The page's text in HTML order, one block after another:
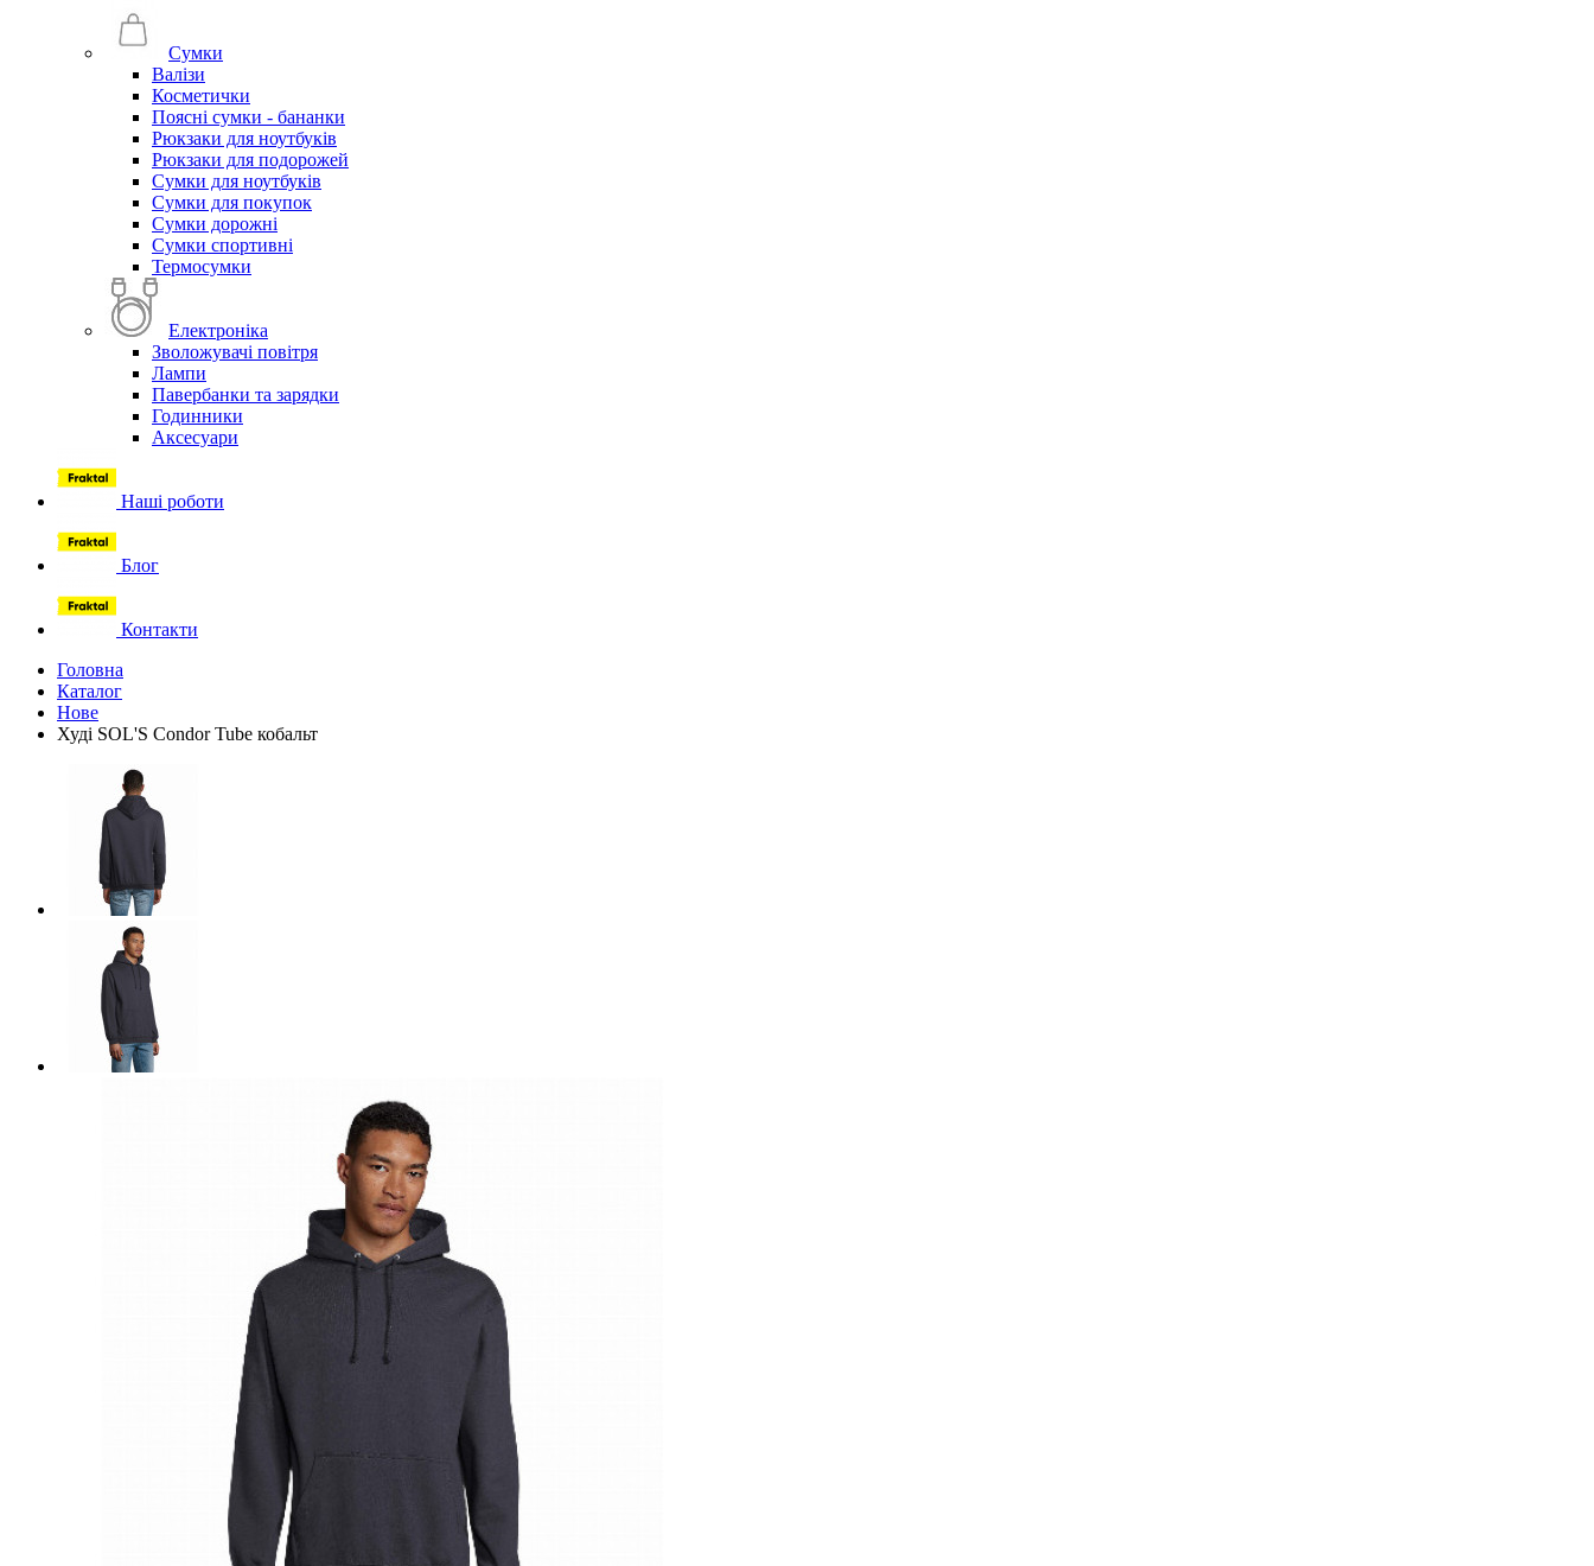
Сумки
Валізи
Косметички
Поясні сумки - бананки
Рюкзаки для ноутбуків
Рюкзаки для подорожей
Сумки для ноутбуків
Сумки для покупок
Сумки дорожні
Сумки спортивні
Термосумки
Електроніка
Зволожувачі повітря
Лампи
Павербанки та зарядки
Годинники
Аксесуари
Наші роботи
Блог
Контакти
Головна
Каталог
Нове
Худі SOL'S Condor Tube кобальт